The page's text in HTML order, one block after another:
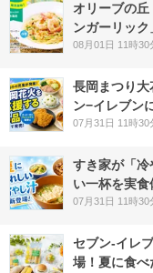
オリーブの
ンガーリッ
08月01日 11時30
長岡まつり
ン−イレブン
07月31日 11時30
すき家が「
い一杯を実食
07月31日 11時30
セブン‐イレ
場！夏に食べ